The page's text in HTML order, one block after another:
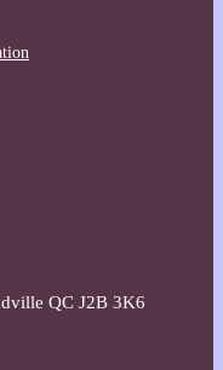
QC J2B 3K6